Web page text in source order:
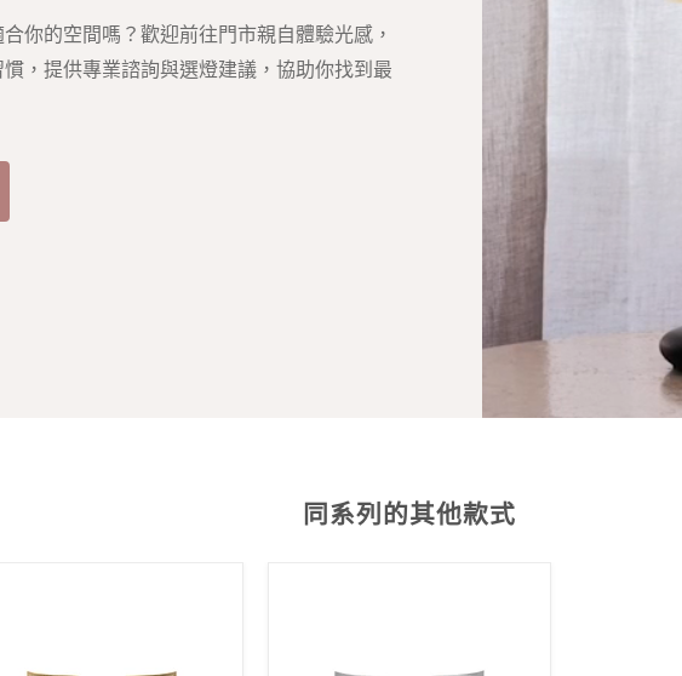
你的空間嗎？歡迎前往門市親自體驗光感，
，提供專業諮詢與選燈建議，協助你找到最
同系列的其他款式